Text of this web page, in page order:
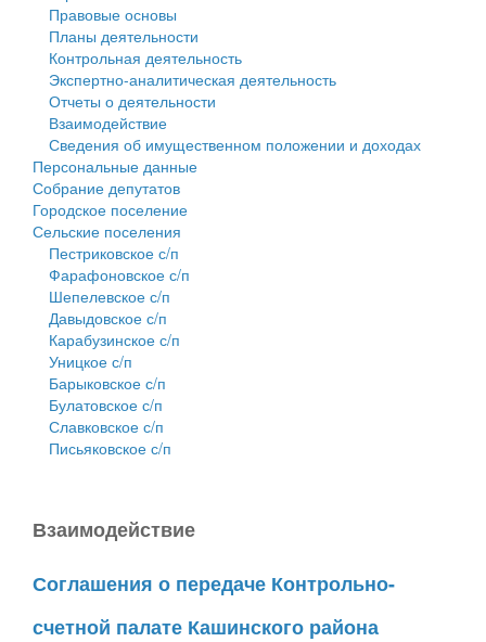
Городское поселение
Сельские поселения
Правовые основы
Планы деятельности
Контрольная деятельность
Экспертно-аналитическая деятельность
Отчеты о деятельности
Взаимодействие
Сведения об имущественном положении и доходах
Персональные данные
Собрание депутатов
Городское поселение
Сельские поселения
Пестриковское с/п
Фарафоновское с/п
Шепелевское с/п
Давыдовское с/п
Карабузинское с/п
Уницкое с/п
Барыковское с/п
Булатовское с/п
Славковское с/п
Письяковское с/п
Взаимодействие
Соглашения о передаче Контрольно-
счетной палате Кашинского района